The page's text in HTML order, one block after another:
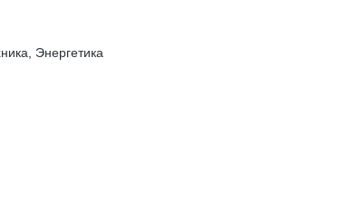
Энергетика